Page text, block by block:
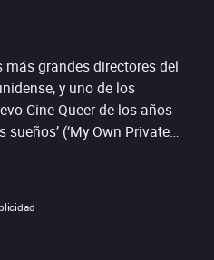
(aunque el crédito por
al guionista Herman J.
más grandes directores del
y uno de los
Cine Queer de los años
(‘My Own Private
y probablemente el más
(previo a ‘Mente
vanguardista para